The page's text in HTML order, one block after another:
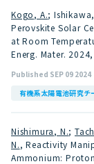
Kogo, A.;
Perovskite Solar
at Room
Energ. Mater.
Published SEP 09 2024
有機系太陽電池研究チ
Nishimura, N.;
N., Reactivity
Ammonium: